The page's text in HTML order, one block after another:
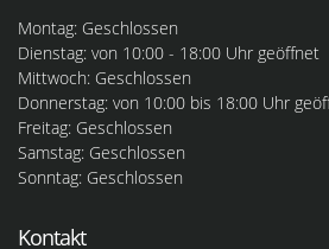
Montag: Geschlossen
Dienstag: von 10:00 - 18:00 Uhr geöffnet
Mittwoch: Geschlossen
Donnerstag: von 10:00 bis 18:00 Uhr
Freitag: Geschlossen
Samstag: Geschlossen
Sonntag: Geschlossen
Kontakt